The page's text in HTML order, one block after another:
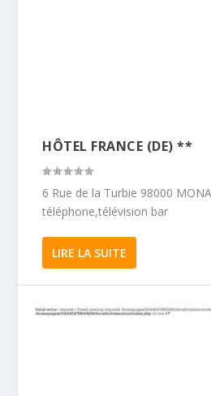
HÔTEL FRANCE (DE) **
6 Rue de la Turbie 98000
téléphone,télévision bar
LIRE LA SUITE